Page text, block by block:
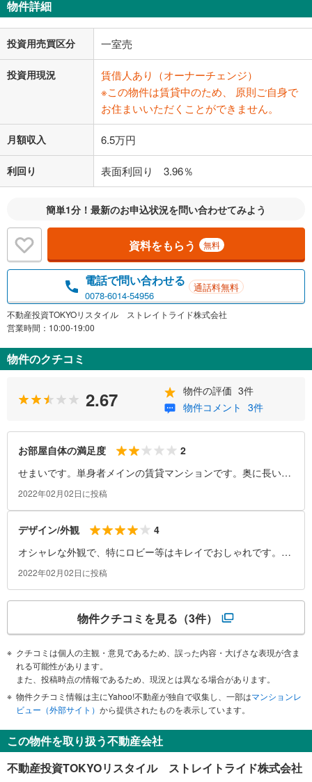
物件詳細
投資用売買区分 一室売
投資用現況
賃借人あり（オーナーチェンジ）
※この物件は賃貸中のため、 原則ご自身で
お住まいいただくことができません。
月額収入 6.5万円
利回り 表面利回り 3.96％
簡単1分！最新のお申込状況を問い合わせてみよう
資料をもらう 無料
電話で問い合わせる
0078-6014-54956
通話料無料
不動産投資TOKYOリスタイル ストレイトライド株式会社
営業時間：10:00-19:00
物件のクチコミ
2.67 物件の評価 3件
物件コメント 3件
お部屋自体の満足度
2
せまいです。単身者メインの賃貸マンションです。奥に長い１
Kの部屋がほとんどだと思います。部屋の中はまだ新しいので
2022年02月02日に投稿
デザイン/外観
4
オシャレな外観で、特にロビー等はキレイでおしゃれです。た
だロビーもそんなに広いものではありません。
2022年02月02日に投稿
物件クチコミを見る （3件）
クチコミは個人の主観・意見であるため、誤った内容・大げさな表現が含ま
れる可能性があります。
また、投稿時点の情報であるため、現況とは異なる場合があります。
物件クチコミ情報は主にYahoo!不動産が独自で収集し、一部はマンションレ
ビュー（外部サイト） から提供されたものを表示しています。
この物件を取り扱う不動産会社
不動産投資TOKYOリスタイル ストレイトライド株式会社